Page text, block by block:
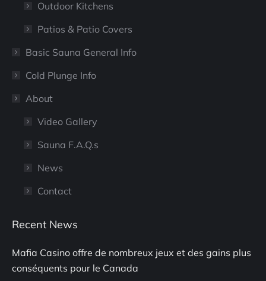
Outdoor Kitchens
Patios & Patio Covers
Basic Sauna General Info
Cold Plunge Info
About
Video Gallery
Sauna F.A.Q.s
News
Contact
Recent News
Mafia Casino offre de nombreux jeux et des gains plus
conséquents pour le Canada